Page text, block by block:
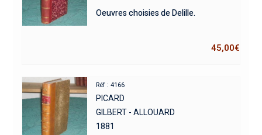
Oeuvres choisies de Delille.
45,00€
Réf : 4166
PICARD
GILBERT - ALLOUARD
1881